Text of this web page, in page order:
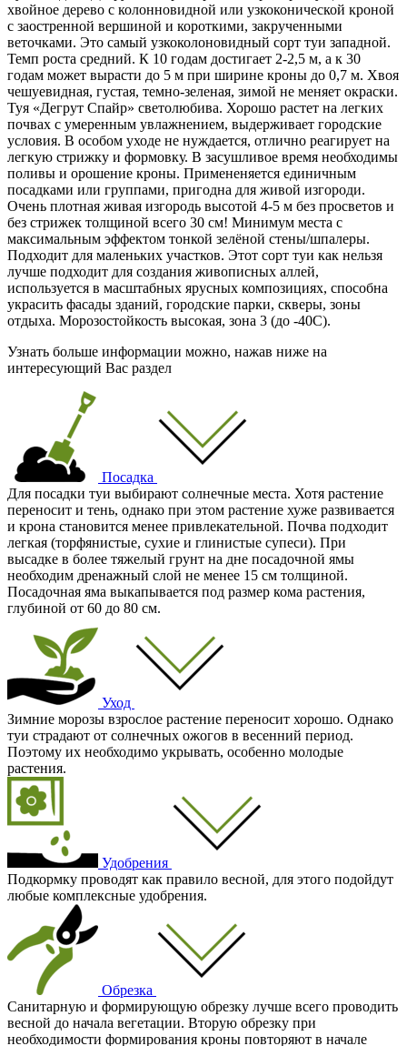
хвойное дерево с колонновидной или узкоконической кроной
с заостренной вершиной и короткими, закрученными
веточками. Это самый узкоколоновидный сорт туи западной.
Темп роста средний. К 10 годам достигает 2-2,5 м, а к 30
годам может вырасти до 5 м при ширине кроны до 0,7 м. Хвоя
чешуевидная, густая, темно-зеленая, зимой не меняет окраски.
Туя «Дегрут Спайр» светолюбива. Хорошо растет на легких
почвах с умеренным увлажнением, выдерживает городские
условия. В особом уходе не нуждается, отлично реагирует на
легкую стрижку и формовку. В засушливое время необходимы
поливы и орошение кроны. Примененяется единичным
посадками или группами, пригодна для живой изгороди.
Очень плотная живая изгородь высотой 4-5 м без просветов и
без стрижек толщиной всего 30 см! Минимум места с
максимальным эффектом тонкой зелёной стены/шпалеры.
Подходит для маленьких участков. Этот сорт туи как нельзя
лучше подходит для создания живописных аллей,
используется в масштабных ярусных композициях, способна
украсить фасады зданий, городские парки, скверы, зоны
отдыха. Морозостойкость высокая, зона 3 (до -40С).
Узнать больше информации можно, нажав ниже на
интересующий Вас раздел
Посадка
Для посадки туи выбирают солнечные места. Хотя растение
переносит и тень, однако при этом растение хуже развивается
и крона становится менее привлекательной. Почва подходит
легкая (торфянистые, сухие и глинистые супеси). При
высадке в более тяжелый грунт на дне посадочной ямы
необходим дренажный слой не менее 15 см толщиной.
Посадочная яма выкапывается под размер кома растения,
глубиной от 60 до 80 см.
Уход
Зимние морозы взрослое растение переносит хорошо. Однако
туи страдают от солнечных ожогов в весенний период.
Поэтому их необходимо укрывать, особенно молодые
растения.
Удобрения
Подкормку проводят как правило весной, для этого подойдут
любые комплексные удобрения.
Обрезка
Санитарную и формирующую обрезку лучше всего проводить
весной до начала вегетации. Вторую обрезку при
необходимости формирования кроны повторяют в начале